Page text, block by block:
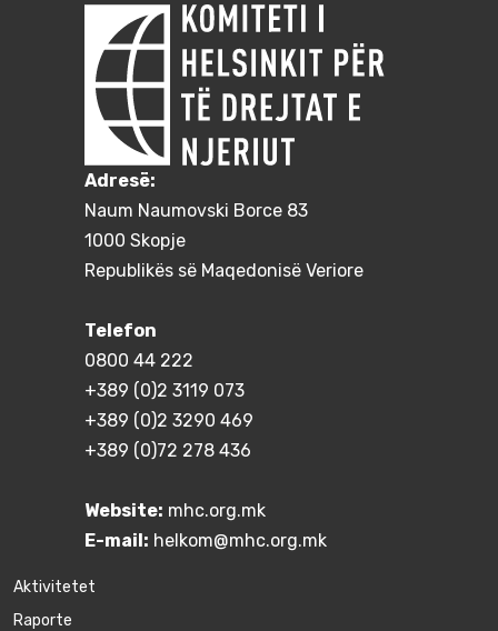
Adresë:
Naum Naumovski Borce 83
1000 Skopje
Republikës së Maqedonisë Veriore
Telefon
0800 44 222
+389 (0)2 3119 073
+389 (0)2 3290 469
+389 (0)72 278 436
Website: mhc.org.mk
E-mail: helkom@mhc.org.mk
Aktivitetet
Raporte